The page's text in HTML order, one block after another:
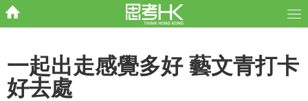
一起出走感覺多好 藝文青打卡
好去處